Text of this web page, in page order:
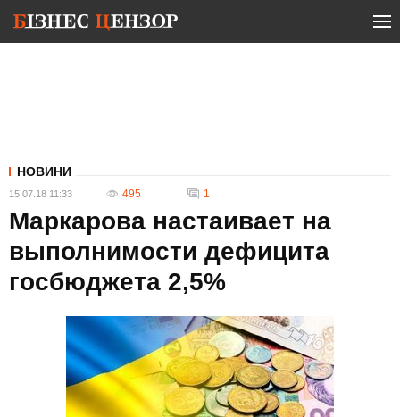
НОВИНИ
15.07.18 11:33 495 1
Маркарова настаивает на
выполнимости дефицита
госбюджета 2,5%